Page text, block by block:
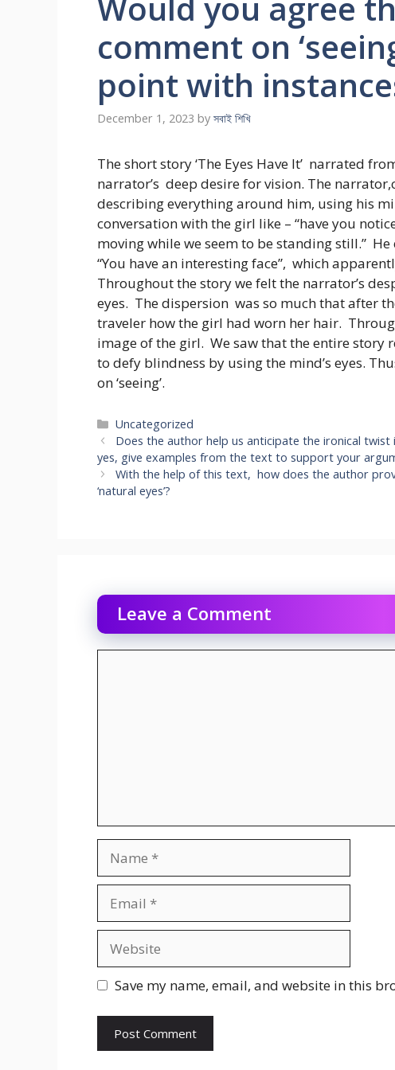
comment on
point with
December 1, 2023 by সবাই শিখি
The short story ‘The Eyes Have It’ narrated
narrator’s deep desire for vision. The
describing everything around him, using his
conversation with the girl like – “have you
moving while we seem to be standing still.”
“You have an interesting face”, which
Throughout the story we felt the narrator’s
eyes. The dispersion was so much that after
traveler how the girl had worn her hair.
image of the girl. We saw that the entire story
to defy blindness by using the mind’s eyes.
on ‘seeing’.
Categories
Uncategorized
Does the author help us anticipate the ironical
yes, give examples from the text to support your
With the help of this text, how does the author
‘natural eyes’?
Leave a Comment
Save my name, email, and website in this